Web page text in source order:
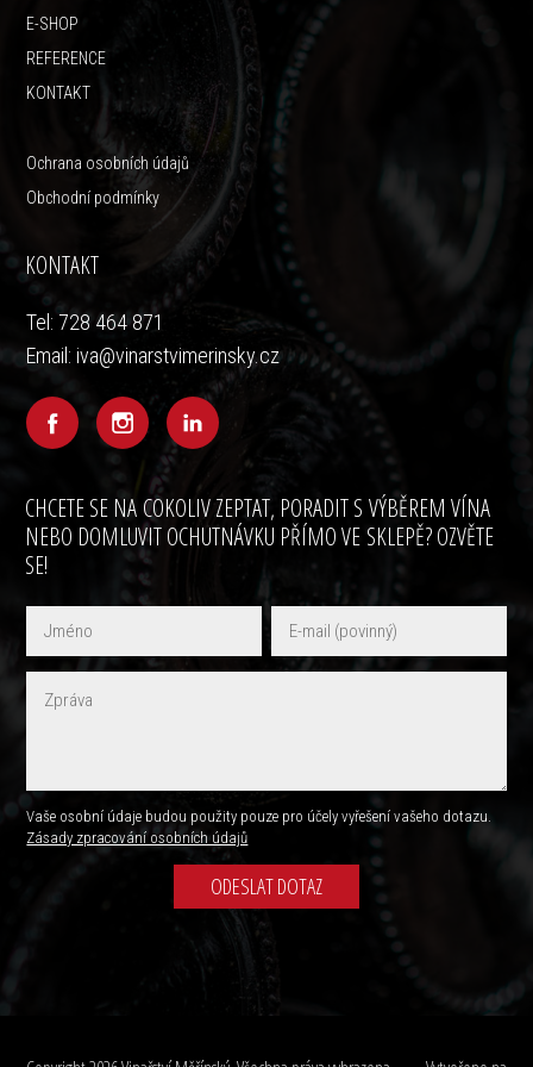
E-SHOP
REFERENCE
KONTAKT
Ochrana osobních údajů
Obchodní podmínky
KONTAKT
Tel: 728 464 871
Email: iva@vinarstvimerinsky.cz
CHCETE SE NA COKOLIV ZEPTAT, PORADIT S VÝBĚREM VÍNA
NEBO DOMLUVIT OCHUTNÁVKU PŘÍMO VE SKLEPĚ? OZVĚTE
SE!
Vaše osobní údaje budou použity pouze pro účely vyřešení vašeho dotazu.
Zásady zpracování osobních údajů
ODESLAT DOTAZ